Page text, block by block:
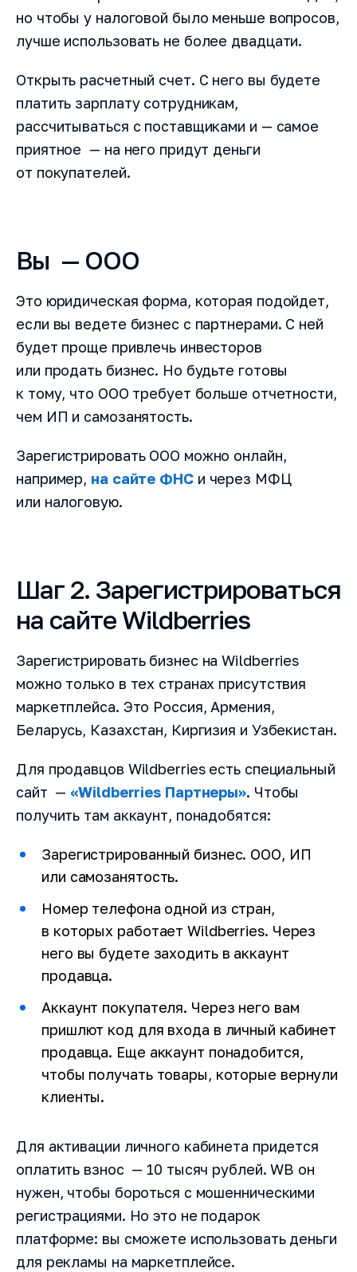
но чтобы у налоговой было меньше вопросов,
лучше использовать не более двадцати.
Открыть расчетный счет. С него вы будете
платить зарплату сотрудникам,
рассчитываться с поставщиками и — самое
приятное — на него придут деньги
от покупателей.
Вы — ООО
Это юридическая форма, которая подойдет,
если вы ведете бизнес с партнерами. С ней
будет проще привлечь инвесторов
или продать бизнес. Но будьте готовы
к тому, что ООО требует больше отчетности,
чем ИП и самозанятость.
Зарегистрировать ООО можно онлайн,
например, на сайте ФНСи через МФЦ
или налоговую.
Шаг 2. Зарегистрироваться
на сайте Wildberries
Зарегистрировать бизнес на Wildberries
можно только в тех странах присутствия
маркетплейса. Это Россия, Армения,
Беларусь, Казахстан, Киргизия и Узбекистан.
Для продавцов Wildberries есть специальный
сайт — «Wildberries Партнеры». Чтобы
получить там аккаунт, понадобятся:
Зарегистрированный бизнес. ООО, ИП
или самозанятость.
Номер телефона одной из стран,
в которых работает Wildberries. Через
него вы будете заходить в аккаунт
продавца.
Аккаунт покупателя. Через него вам
пришлют код для входа в личный кабинет
продавца. Еще аккаунт понадобится,
чтобы получать товары, которые вернули
клиенты.
Для активации личного кабинета придется
оплатить взнос — 10 тысяч рублей. WB он
нужен, чтобы бороться с мошенническими
регистрациями. Но это не подарок
платформе: вы сможете использовать деньги
для рекламы на маркетплейсе.